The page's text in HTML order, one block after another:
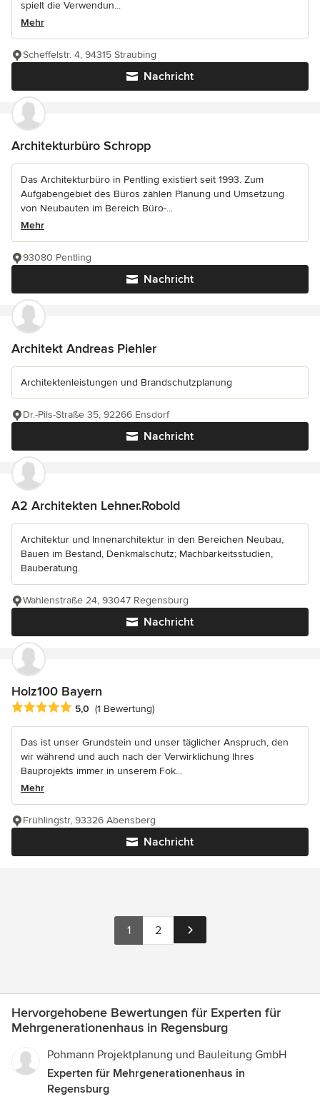
spielt die Verwendun...
Mehr
Nachricht
Scheffelstr. 4, 94315 Straubing
Architekturbüro Schropp
Das Architekturbüro in Pentling existiert seit 1993. Zum
Aufgabengebiet des Büros zählen Planung und Umsetzung
von Neubauten im Bereich Büro-...
Mehr
Nachricht
93080 Pentling
Architekt Andreas Piehler
Architektenleistungen und Brandschutzplanung
Nachricht
Dr.-Pils-Straße 35, 92266 Ensdorf
A2 Architekten Lehner.Robold
Architektur und Innenarchitektur in den Bereichen Neubau,
Bauen im Bestand, Denkmalschutz; Machbarkeitsstudien,
Bauberatung.
Nachricht
Wahlenstraße 24, 93047 Regensburg
Holz100 Bayern
Durchschnittliche Bewertung: 5 von 5 Sternen
5,0 (1 Bewertung)
Das ist unser Grundstein und unser täglicher Anspruch, den
wir während und auch nach der Verwirklichung Ihres
Bauprojekts immer in unserem Fok...
Mehr
Nachricht
Frühlingstr, 93326 Abensberg
1 2
Hervorgehobene Bewertungen für Experten für
Mehrgenerationenhaus in Regensburg
Pohmann Projektplanung und Bauleitung GmbH
Experten für Mehrgenerationenhaus in
Regensburg